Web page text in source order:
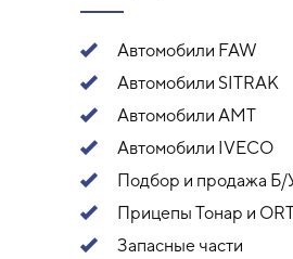
Автомобили FAW
Автомобили SITRAK
Автомобили АМТ
Автомобили IVECO
Подбор и продажа Б/
Прицепы Тонар и
Запасные части